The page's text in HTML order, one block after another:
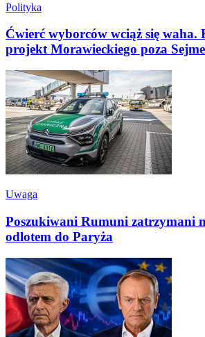
Polityka
Ćwierć wyborców wciąż się waha.
projekt Morawieckiego poza
Uwaga
Poszukiwani Rumuni zatrzymani
odlotem do Paryża